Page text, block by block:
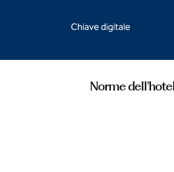
Chiave digitale
Norme